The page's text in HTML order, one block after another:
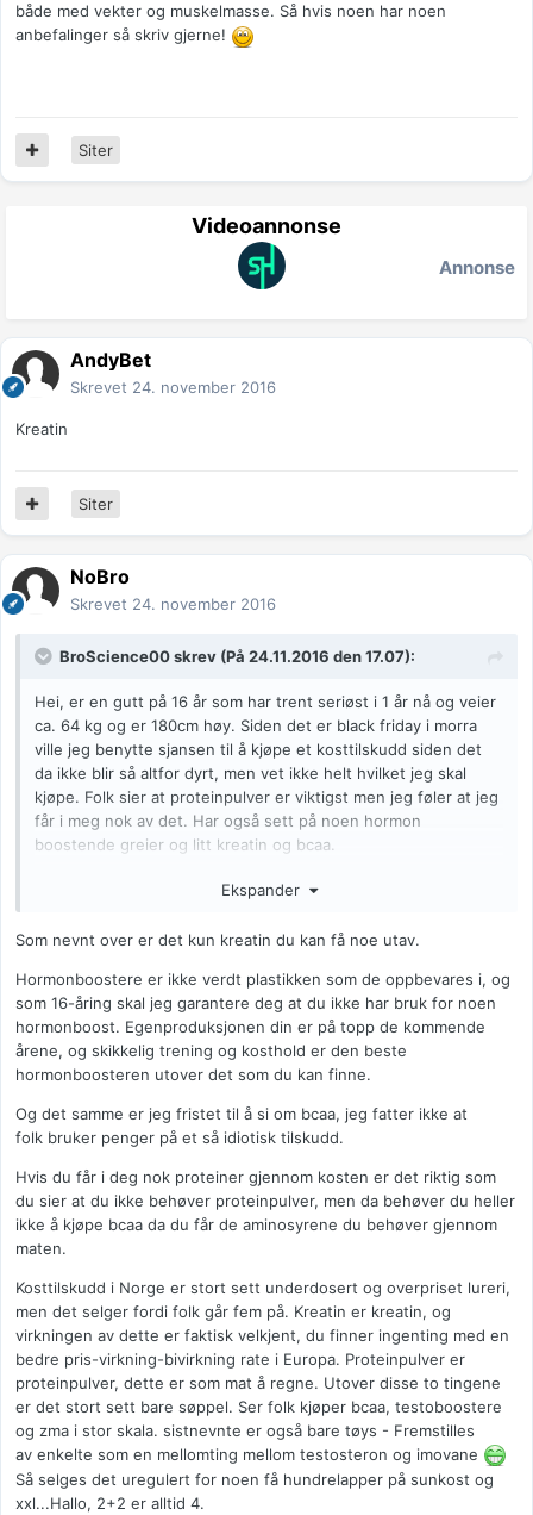
både med vekter og muskelmasse. Så hvis noen har noen
anbefalinger så skriv gjerne!
Siter
Videoannonse
Annonse
AndyBet
Skrevet 24. november 2016
Kreatin
Siter
NoBro
Skrevet 24. november 2016
BroScience00skrev (På 24.11.2016 den 17.07):
Hei, er en gutt på 16 år som har trent seriøst i 1 år nå og veier
ca. 64 kg og er 180cm høy. Siden det er black friday i morra
ville jeg benytte sjansen til å kjøpe et kosttilskudd siden det
da ikke blir så altfor dyrt, men vet ikke helt hvilket jeg skal
kjøpe. Folk sier at proteinpulver er viktigst men jeg føler at jeg
får i meg nok av det. Har også sett på noen hormon
boostende greier og litt kreatin og bcaa.
Når det gjelder treningen min går det veldig sakte med økning,
anbefalinger så skriv gjerne!
Ekspander
Som nevnt over er det kun kreatin du kan få noe utav.
Hormonboostere er ikke verdt plastikken som de oppbevares i, og
som 16-åring skal jeg garantere deg at du ikke har bruk for noen
hormonboost. Egenproduksjonen din er på topp de kommende
årene, og skikkelig trening og kosthold er den beste
hormonboosteren utover det som du kan finne.
Og det samme er jeg fristet til å si om bcaa, jeg fatter ikke at
folk bruker penger på et så idiotisk tilskudd.
Hvis du får i deg nok proteiner gjennom kosten er det riktig som
du sier at du ikke behøver proteinpulver, men da behøver du heller
ikke å kjøpe bcaa da du får de aminosyrene du behøver gjennom
maten.
Kosttilskudd i Norge er stort sett underdosert og overpriset lureri,
men det selger fordi folk går fem på. Kreatin er kreatin, og
virkningen av dette er faktisk velkjent, du finner ingenting med en
bedre pris-virkning-bivirkning rate i Europa. Proteinpulver er
proteinpulver, dette er som mat å regne. Utover disse to tingene
er det stort sett bare søppel. Ser folk kjøper bcaa, testoboostere
og zma i stor skala. sistnevnte er også bare tøys - Fremstilles
av enkelte som en mellomting mellom testosteron og imovane
Så selges det uregulert for noen få hundrelapper på sunkost og
xxl...Hallo, 2+2 er alltid 4.